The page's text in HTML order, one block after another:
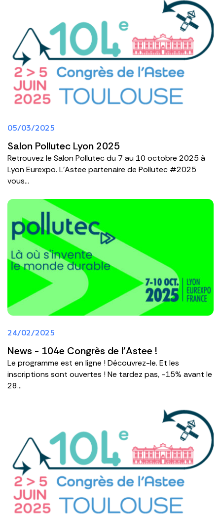
05/03/2025
Salon Pollutec Lyon 2025
Retrouvez le Salon Pollutec du 7 au 10 octobre 2025 à
Lyon Eurexpo. L'Astee partenaire de Pollutec #2025
vous...
24/02/2025
News - 104e Congrès de l'Astee !
Le programme est en ligne ! Découvrez-le. Et les
inscriptions sont ouvertes ! Ne tardez pas, -15% avant le
28...